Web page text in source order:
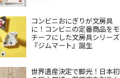
コンビニおにぎりが文房具
に！コンビニの定番商品をモ
チーフにした文房具シリーズ
『ジムマート』誕生
世界遺産決定で脚光！日本初